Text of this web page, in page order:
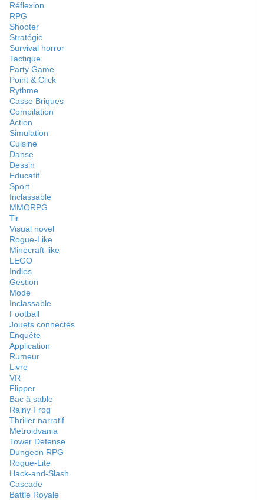
Réflexion
RPG
Shooter
Stratégie
Survival horror
Tactique
Party Game
Point & Click
Rythme
Casse Briques
Compilation
Action
Simulation
Cuisine
Danse
Dessin
Educatif
Sport
Inclassable
MMORPG
Tir
Visual novel
Rogue-Like
Minecraft-like
LEGO
Indies
Gestion
Mode
Inclassable
Football
Jouets connectés
Enquête
Application
Rumeur
Livre
VR
Flipper
Bac à sable
Rainy Frog
Thriller narratif
Metroidvania
Tower Defense
Dungeon RPG
Rogue-Lite
Hack-and-Slash
Cascade
Battle Royale